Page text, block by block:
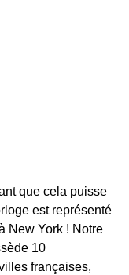
que cela puisse
est représenté
New York ! Notre
10
françaises,